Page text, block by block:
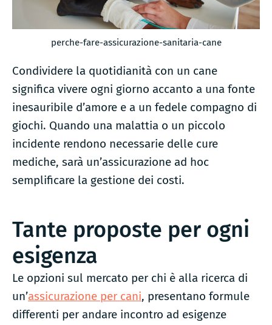
perche-fare-assicurazione-sanitaria-cane
Condividere la quotidianità con un cane
significa vivere ogni giorno accanto a una fonte
inesauribile d’amore e a un fedele compagno di
giochi. Quando una malattia o un piccolo
incidente rendono necessarie delle cure
mediche, sarà un’assicurazione ad hoc
semplificare la gestione dei costi.
Tante proposte per ogni
esigenza
Le opzioni sul mercato per chi è alla ricerca di
un’assicurazione per cani, presentano formule
differenti per andare incontro ad esigenze